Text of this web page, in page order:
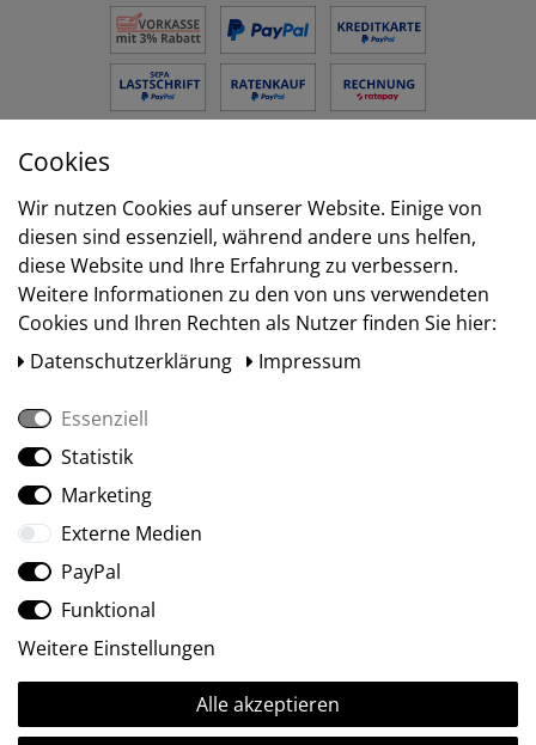
Versand
Social Media
Ⓒ2009-2026 ARTland GmbH • Alle Rechte vorbehalten.
Cookies
Wir nutzen Cookies auf unserer Website. Einige von
diesen sind essenziell, während andere uns helfen,
diese Website und Ihre Erfahrung zu verbessern.
Weitere Informationen zu den von uns verwendeten
Cookies und Ihren Rechten als Nutzer finden Sie hier:
Daten­schutz­erklärung
Impressum
Essenziell
Statistik
Marketing
Externe Medien
PayPal
Funktional
Weitere Einstellungen
Alle akzeptieren